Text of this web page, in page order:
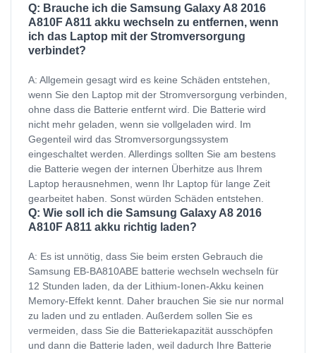
Q: Brauche ich die Samsung Galaxy A8 2016
A810F A811 akku wechseln zu entfernen, wenn
ich das Laptop mit der Stromversorgung
verbindet?
A: Allgemein gesagt wird es keine Schäden entstehen,
wenn Sie den Laptop mit der Stromversorgung verbinden,
ohne dass die Batterie entfernt wird. Die Batterie wird
nicht mehr geladen, wenn sie vollgeladen wird. Im
Gegenteil wird das Stromversorgungssystem
eingeschaltet werden. Allerdings sollten Sie am bestens
die Batterie wegen der internen Überhitze aus Ihrem
Laptop herausnehmen, wenn Ihr Laptop für lange Zeit
gearbeitet haben. Sonst würden Schäden entstehen.
Q: Wie soll ich die Samsung Galaxy A8 2016
A810F A811 akku richtig laden?
A: Es ist unnötig, dass Sie beim ersten Gebrauch die
Samsung EB-BA810ABE batterie wechseln wechseln für
12 Stunden laden, da der Lithium-Ionen-Akku keinen
Memory-Effekt kennt. Daher brauchen Sie sie nur normal
zu laden und zu entladen. Außerdem sollen Sie es
vermeiden, dass Sie die Batteriekapazität ausschöpfen
und dann die Batterie laden, weil dadurch Ihre Batterie